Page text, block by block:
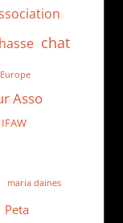
chat
Europe
Asso
IFAW
maria daines
Peta